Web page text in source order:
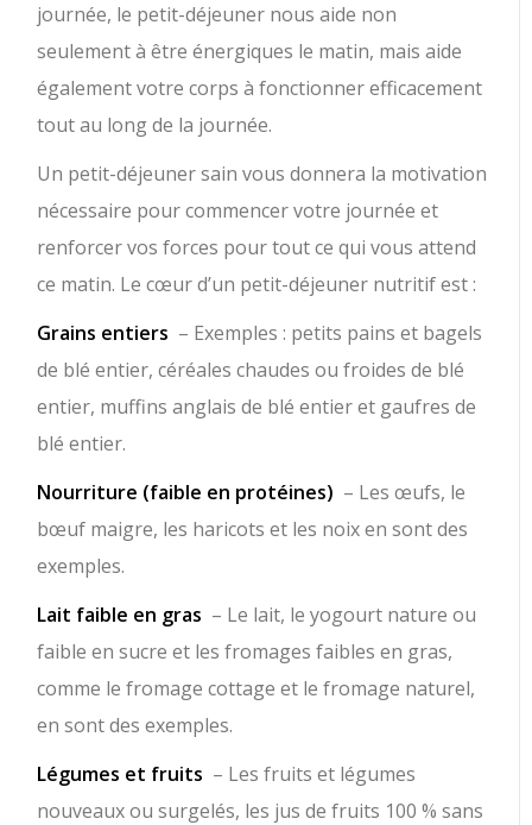
journée, le petit-déjeuner nous aide non
seulement à être énergiques le matin, mais aide
également votre corps à fonctionner efficacement
tout au long de la journée.
Un petit-déjeuner sain vous donnera la motivation
nécessaire pour commencer votre journée et
renforcer vos forces pour tout ce qui vous attend
ce matin. Le cœur d’un petit-déjeuner nutritif est :
Grains entiers – Exemples : petits pains et bagels
de blé entier, céréales chaudes ou froides de blé
entier, muffins anglais de blé entier et gaufres de
blé entier.
Nourriture (faible en protéines) – Les œufs, le
bœuf maigre, les haricots et les noix en sont des
exemples.
Lait faible en gras – Le lait, le yogourt nature ou
faible en sucre et les fromages faibles en gras,
comme le fromage cottage et le fromage naturel,
en sont des exemples.
Légumes et fruits – Les fruits et légumes
nouveaux ou surgelés, les jus de fruits 100 % sans